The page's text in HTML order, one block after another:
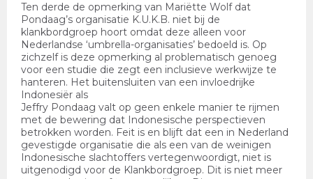
Ten derde de opmerking van Mariëtte Wolf dat
Pondaag’s organisatie K.U.K.B. niet bij de
klankbordgroep hoort omdat deze alleen voor
Nederlandse ‘umbrella-organisaties’ bedoeld is. Op
zichzelf is deze opmerking al problematisch genoeg
voor een studie die zegt een inclusieve werkwijze te
hanteren. Het buitensluiten van een invloedrijke
Indonesiër als
Jeffry Pondaag valt op geen enkele manier te rijmen
met de bewering dat Indonesische perspectieven
betrokken worden. Feit is en blijft dat een in Nederland
gevestigde organisatie die als een van de weinigen
Indonesische slachtoffers vertegenwoordigt, niet is
uitgenodigd voor de Klankbordgroep. Dit is niet meer